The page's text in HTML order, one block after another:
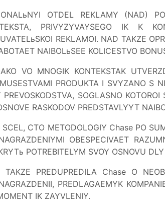
OTDEL REKLAMY (NAD)
PRIVYZYVAYSEGO IK K
REKLAMOI. NAD TAKZE
NAIBOLьSEE KOLICESTVO
VO MNOGIK KONTEKSTAK
PRODUKTA I SVYZANO S
PREVOSKODSTVA, SOGLASNO
RASKODOV PREDSTAVLYYT
CTO METODOLOGIY Chase PO
OBESPECIVAET
POTREBITELYM SVOY OSNOVU
TAKZE PREDUPREDILA Chase O
PREDLAGAEMYK
IK ZAYVLENIY.